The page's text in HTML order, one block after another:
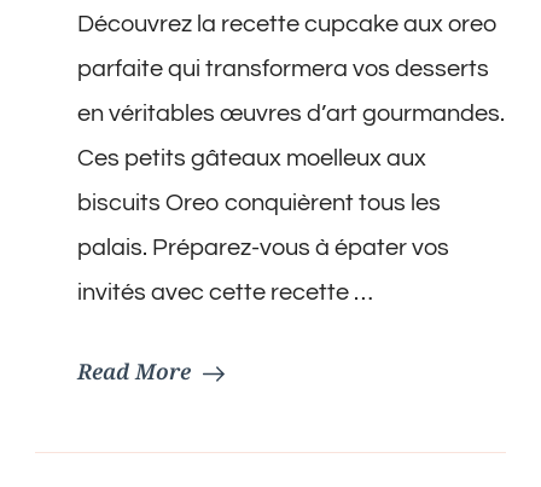
aux
Oreo
Découvrez la recette cupcake aux oreo
parfaite qui transformera vos desserts
en véritables œuvres d’art gourmandes.
Ces petits gâteaux moelleux aux
biscuits Oreo conquièrent tous les
palais. Préparez-vous à épater vos
invités avec cette recette …
Read More